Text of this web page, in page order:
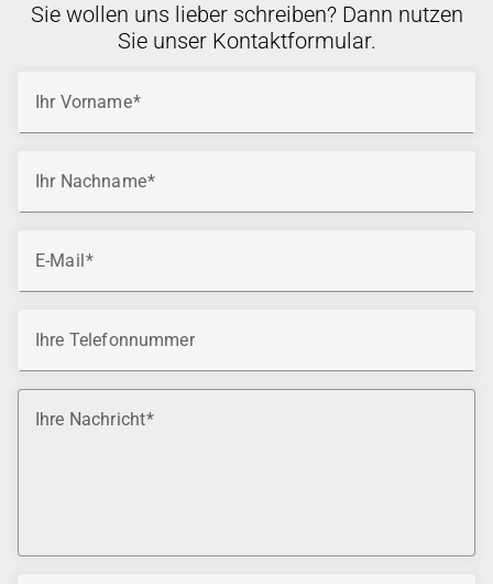
Sie wollen uns lieber schreiben? Dann nutzen
Sie unser Kontaktformular.
Ihr Vorname
Ihr Nachname
E-Mail
Ihre Telefonnummer
Ihre Nachricht